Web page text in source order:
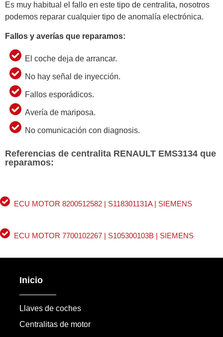
Es muy habitual el fallo en este tipo de centralita, nosotros
podemos reparar cualquier tipo de anomalía electrónica.
Fallos y averías que reparamos:
El coche deja de arrancar.
No hay señal de inyección.
Fallos esporádicos.
Avería de mariposa.
No comunicación con diagnosis.
Referencias de centralita RENAULT EMS3134 que
reparamos:
ECU MOTOR 8200512582 | S118301131A | SIEMENS
ECU MOTOR 7700102267 | S105300103B | SIEMENS
Inicio
Llaves de coches
Centralitas de motor